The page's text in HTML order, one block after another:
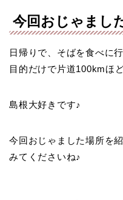
今回おじゃまし
日帰りで、そばを食べに
目的だけで片道100kmほ
島根大好きです♪
今回おじゃました場所を
みてくださいね♪